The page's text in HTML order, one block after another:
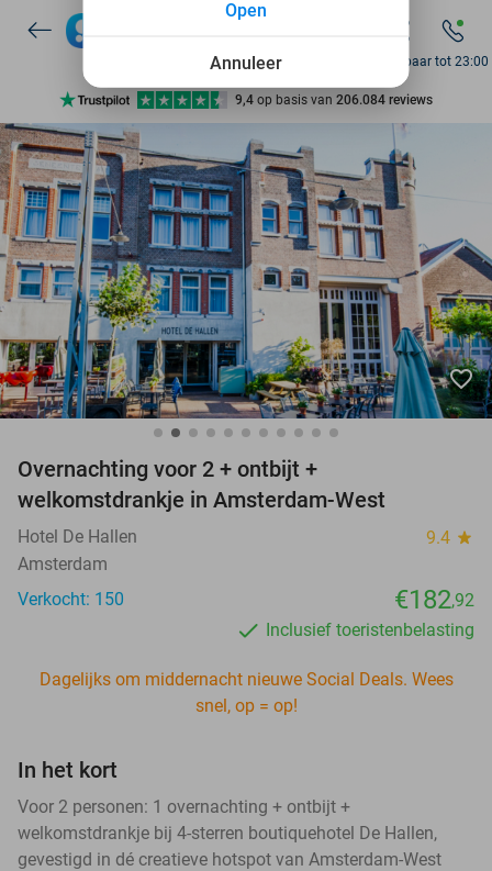
7 dagen per week beschikbaar
10+ miljoen leden
9,4 op basis van 206.084 reviews
7 dagen per week beschikbaar
10+ miljoen leden
Bereikbaar tot 23:00
favorite_border
Overnachting voor 2 + ontbijt +
welkomstdrankje in Amsterdam-West
Hotel De Hallen 9.4 star
Amsterdam
Verkocht: 150
€182,92
Inclusief toeristenbelasting
Dagelijks om middernacht nieuwe Social Deals. Wees
snel, op = op!
In het kort
Voor 2 personen: 1 overnachting + ontbijt +
welkomstdrankje bij 4-sterren boutiquehotel De Hallen,
gevestigd in dé creatieve hotspot van Amsterdam-West
Annuleer
Open